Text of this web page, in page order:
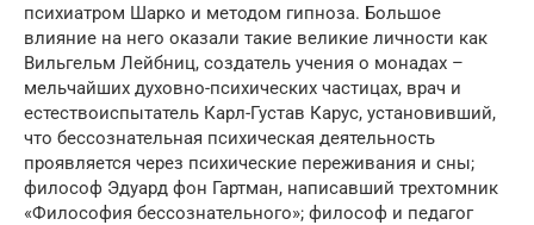
психиатром Шарко и методом гипноза. Большое
влияние на него оказали такие великие личности как
Вильгельм Лейбниц, создатель учения о монадах –
мельчайших духовно-психических частицах, врач и
естествоиспытатель Карл-Густав Карус, установивший,
что бессознательная психическая деятельность
проявляется через психические переживания и сны;
философ Эдуард фон Гартман, написавший трехтомник
«Философия бессознательного»; философ и педагог